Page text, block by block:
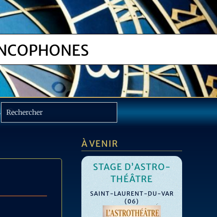
À VENIR
STAGE D’ASTRO-
THÉÂTRE
SAINT-LAURENT-DU-VAR
(06)